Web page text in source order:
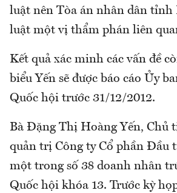
luật nên Tòa án nhân dân tỉnh
luật một vị thẩm phán liên
Kết quả xác minh các vấn đề
biểu Yến sẽ được báo cáo Ủy
Quốc hội trước 31/12/2012.
Bà Đặng Thị Hoàng Yến, Chủ
quản trị Công ty Cổ phần Đầu
một trong số 38 doanh nhân
Quốc hội khóa 13. Trước kỳ